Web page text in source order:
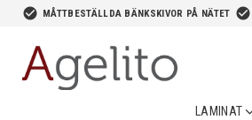
check_circle MÅTTBESTÄLLDA BÄNKSKIVOR PÅ NÄTET check_circle
LAMINAT